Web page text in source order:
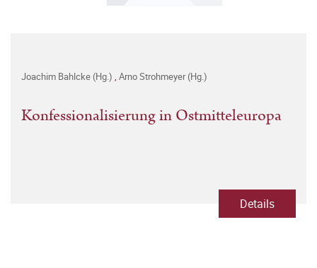
Joachim Bahlcke (Hg.) , Arno Strohmeyer (Hg.)
Konfessionalisierung in Ostmitteleuropa
Details